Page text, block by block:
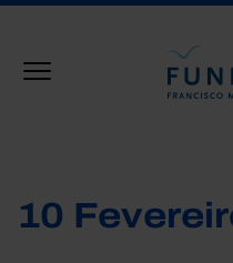
10